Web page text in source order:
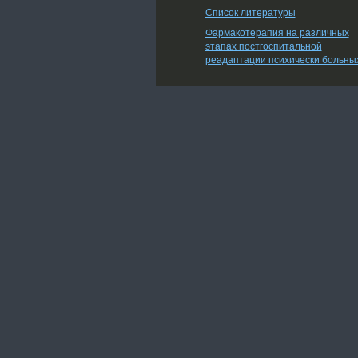
Список литературы
Фармакотерапия на различных
этапах постгоспитальной
реадаптации психически